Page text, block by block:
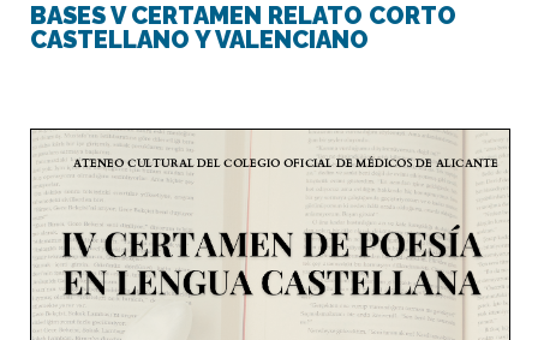
BASES V CERTAMEN RELATO CORTO
CASTELLANO Y VALENCIANO